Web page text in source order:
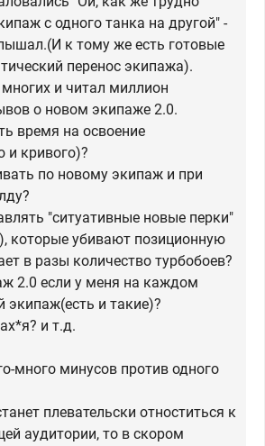
с одного танка на другой" -
к тому же есть готовые
перенос экипажа).
и читал миллион
о новом экипаже 2.0.
время на освоение
и кривого)?
по новому экипаж и при
"ситуативные новые перки"
которые убивают позиционную
в разы количество турбобоев?
2.0 если у меня на каждом
экипаж(есть и такие)?
и т.д.
много минусов против одного
плевательски отноститься к
аудитории, то в скором